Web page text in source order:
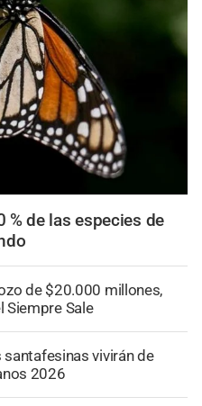
% de las especies de
de $20.000 millones,
Siempre Sale
santafesinas vivirán de
2026